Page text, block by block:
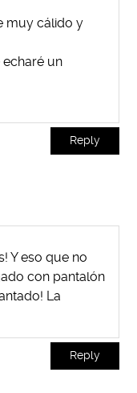
muy cálido y
echaré un
Reply
Y eso que no
con pantalón
La
Reply